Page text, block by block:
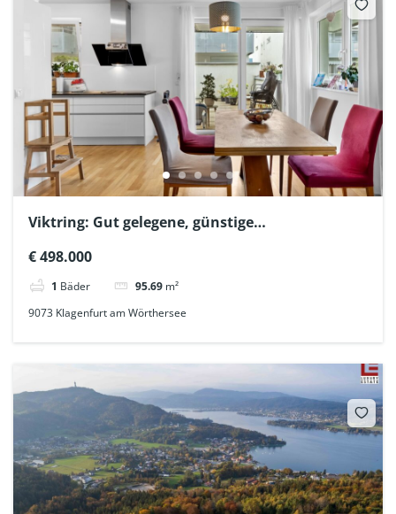
Viktring: Gut gelegene, günstige
Terrasse
€ 498.000
1 Bäder 95.69 m²
9073 Klagenfurt am Wörthersee